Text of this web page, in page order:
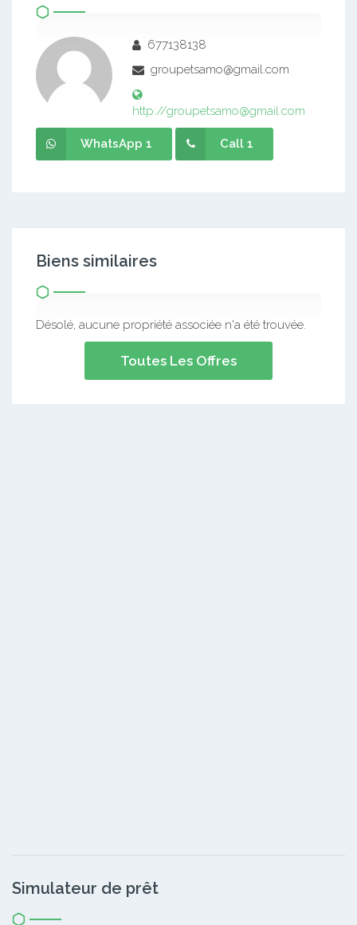
677138138
groupetsamo@gmail.com
http://groupetsamo@gmail.com
WhatsApp 1 Call 1
Biens similaires
Désolé, aucune propriété associée n'a été trouvée.
Toutes Les Offres
Simulateur de prêt